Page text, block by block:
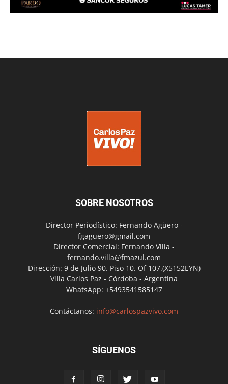
SOBRE NOSOTROS
Director Periodístico: Fernando Agüero -
fgaguero@gmail.com
Director Comercial: Fernando Villa -
fernando.villa@fmazul.com
Dirección: 9 de Julio 90. Piso 10. Of 107.(X5152EYN)
Villa Carlos Paz - Córdoba - Argentina
WhatsApp: +5493541585147
Contáctanos: info@carlospazvivo.com
SÍGUENOS